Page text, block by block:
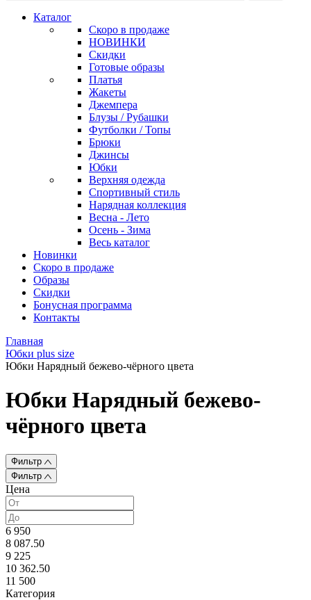
Каталог
Скоро в продаже
НОВИНКИ
Скидки
Готовые образы
Платья
Жакеты
Джемпера
Блузы / Рубашки
Футболки / Топы
Брюки
Джинсы
Юбки
Верхняя одежда
Спортивный стиль
Нарядная коллекция
Весна - Лето
Осень - Зима
Весь каталог
Новинки
Скоро в продаже
Образы
Скидки
Бонусная программа
Контакты
Главная
Юбки plus size
Юбки Нарядный бежево-чёрного цвета
Юбки Нарядный бежево-
чёрного цвета
Фильтр
Фильтр
Цена
6 950
8 087.50
9 225
10 362.50
11 500
Категория